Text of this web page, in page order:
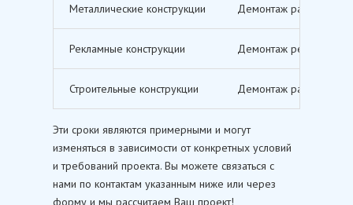
Металлические конструкции Демонтаж различных
Рекламные конструкции Демонтаж рекламных
Строительные конструкции Демонтаж различных
Эти сроки являются примерными и могут
изменяться в зависимости от конкретных условий
и требований проекта. Вы можете связаться с
нами по контактам указанным ниже или через
форму и мы рассчитаем Ваш проект!